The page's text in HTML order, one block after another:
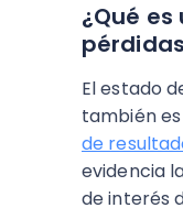
¿Qué
El estado
también
de
evidencia
de interés